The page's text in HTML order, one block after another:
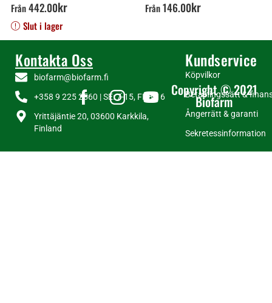
Från442.00kr
Slut i lager
Från146.00kr
Kontakta Oss
biofarm@biofarm.fi
+358 9 225 2560 | SE: 7-15, FI: 8-16
Yrittäjäntie 20, 03600 Karkkila,
Finland
Kundservice
Köpvilkor
Betalningssätt &
Ångerrätt & garanti
Sekretessinformation
Copyright © 2021
Biofarm